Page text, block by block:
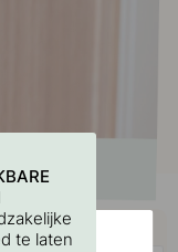
te laten